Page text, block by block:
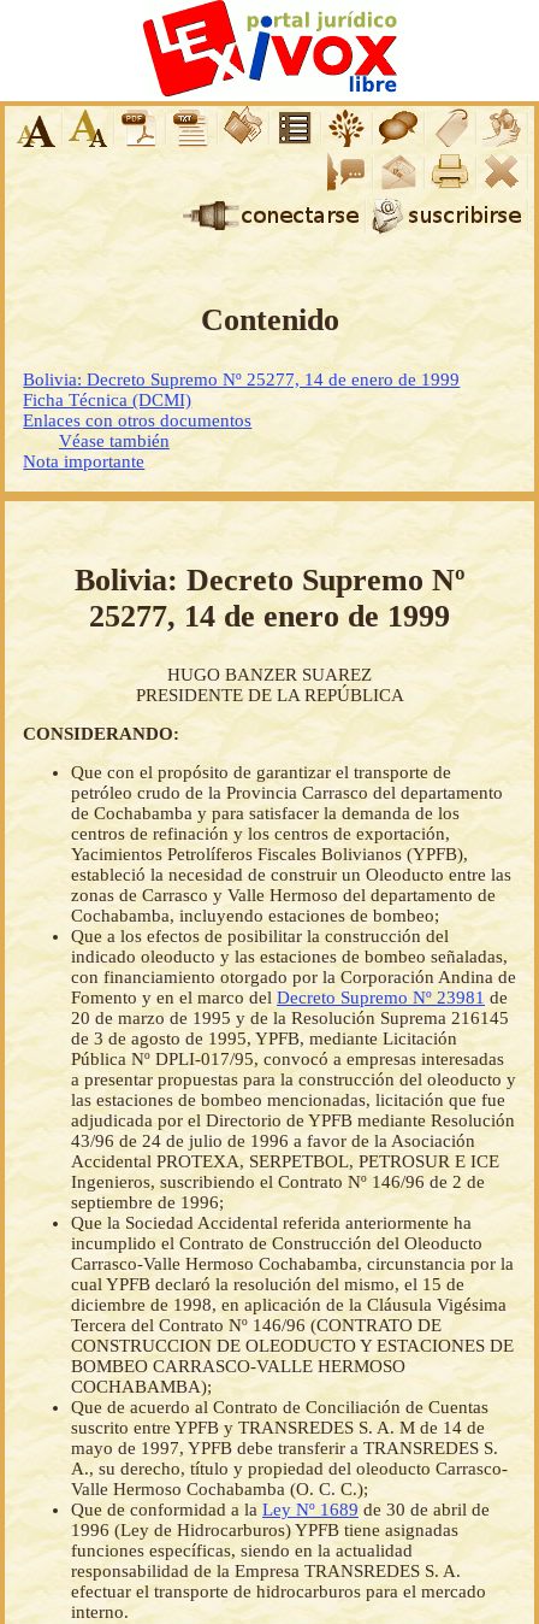
Contenido
Bolivia: Decreto Supremo Nº 25277, 14 de enero de 1999
Ficha Técnica (DCMI)
Enlaces con otros documentos
Véase también
Nota importante
Bolivia: Decreto Supremo Nº
25277, 14 de enero de 1999
HUGO BANZER SUAREZ
PRESIDENTE DE LA REPÚBLICA
CONSIDERANDO:
Que con el propósito de garantizar el transporte de
petróleo crudo de la Provincia Carrasco del departamento
de Cochabamba y para satisfacer la demanda de los
centros de refinación y los centros de exportación,
Yacimientos Petrolíferos Fiscales Bolivianos (YPFB),
estableció la necesidad de construir un Oleoducto entre las
zonas de Carrasco y Valle Hermoso del departamento de
Cochabamba, incluyendo estaciones de bombeo;
Que a los efectos de posibilitar la construcción del
indicado oleoducto y las estaciones de bombeo señaladas,
con financiamiento otorgado por la Corporación Andina de
Fomento y en el marco del Decreto Supremo Nº 23981 de
20 de marzo de 1995 y de la Resolución Suprema 216145
de 3 de agosto de 1995, YPFB, mediante Licitación
Pública Nº DPLI-017/95, convocó a empresas interesadas
a presentar propuestas para la construcción del oleoducto y
las estaciones de bombeo mencionadas, licitación que fue
adjudicada por el Directorio de YPFB mediante Resolución
43/96 de 24 de julio de 1996 a favor de la Asociación
Accidental PROTEXA, SERPETBOL, PETROSUR E ICE
Ingenieros, suscribiendo el Contrato Nº 146/96 de 2 de
septiembre de 1996;
Que la Sociedad Accidental referida anteriormente ha
incumplido el Contrato de Construcción del Oleoducto
Carrasco-Valle Hermoso Cochabamba, circunstancia por la
cual YPFB declaró la resolución del mismo, el 15 de
diciembre de 1998, en aplicación de la Cláusula Vigésima
Tercera del Contrato Nº 146/96 (CONTRATO DE
CONSTRUCCION DE OLEODUCTO Y ESTACIONES DE
BOMBEO CARRASCO-VALLE HERMOSO
COCHABAMBA);
Que de acuerdo al Contrato de Conciliación de Cuentas
suscrito entre YPFB y TRANSREDES S. A. M de 14 de
mayo de 1997, YPFB debe transferir a TRANSREDES S.
A., su derecho, título y propiedad del oleoducto Carrasco-
Valle Hermoso Cochabamba (O. C. C.);
Que de conformidad a la Ley Nº 1689 de 30 de abril de
1996 (Ley de Hidrocarburos) YPFB tiene asignadas
funciones específicas, siendo en la actualidad
responsabilidad de la Empresa TRANSREDES S. A.
efectuar el transporte de hidrocarburos para el mercado
interno.